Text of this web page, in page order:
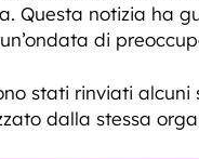
Questa notizia ha
di
stati rinviati
dalla stessa